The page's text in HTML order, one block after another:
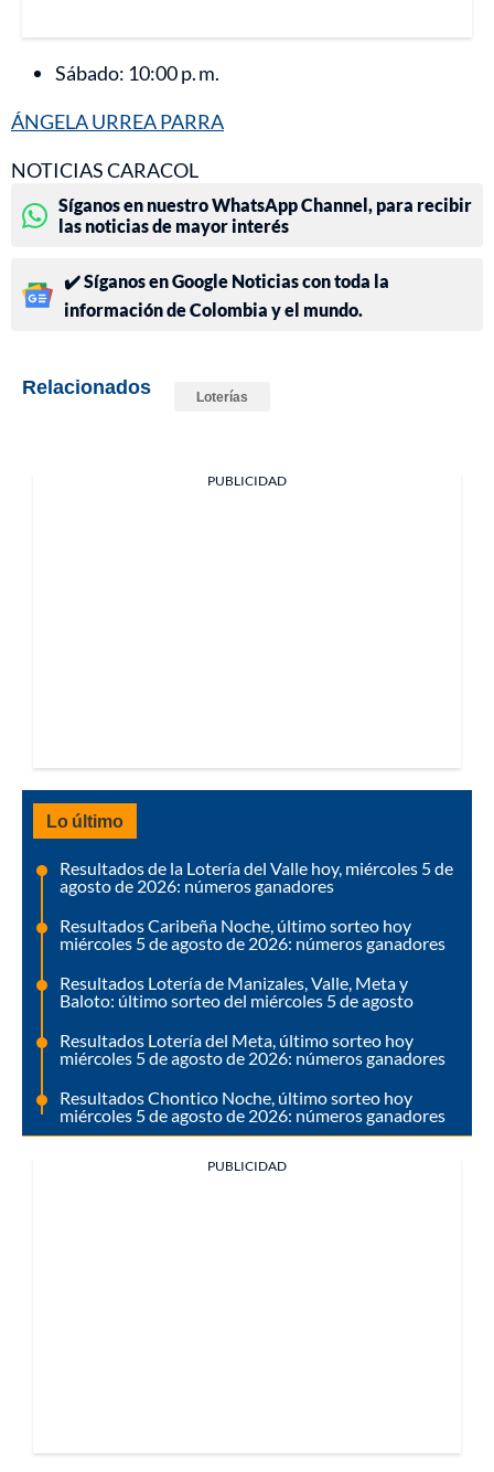
Sábado: 10:00 p. m.
ÁNGELA URREA PARRA
NOTICIAS CARACOL
Síganos en nuestro WhatsApp Channel, para recibir
las noticias de mayor interés
✔️ Síganos en Google Noticias con toda la
información de Colombia y el mundo.
Relacionados Loterías
PUBLICIDAD
Lo último
Resultados de la Lotería del Valle hoy, miércoles 5 de
agosto de 2026: números ganadores
Resultados Caribeña Noche, último sorteo hoy
miércoles 5 de agosto de 2026: números ganadores
Resultados Lotería de Manizales, Valle, Meta y
Baloto: último sorteo del miércoles 5 de agosto
Resultados Lotería del Meta, último sorteo hoy
miércoles 5 de agosto de 2026: números ganadores
Resultados Chontico Noche, último sorteo hoy
miércoles 5 de agosto de 2026: números ganadores
PUBLICIDAD